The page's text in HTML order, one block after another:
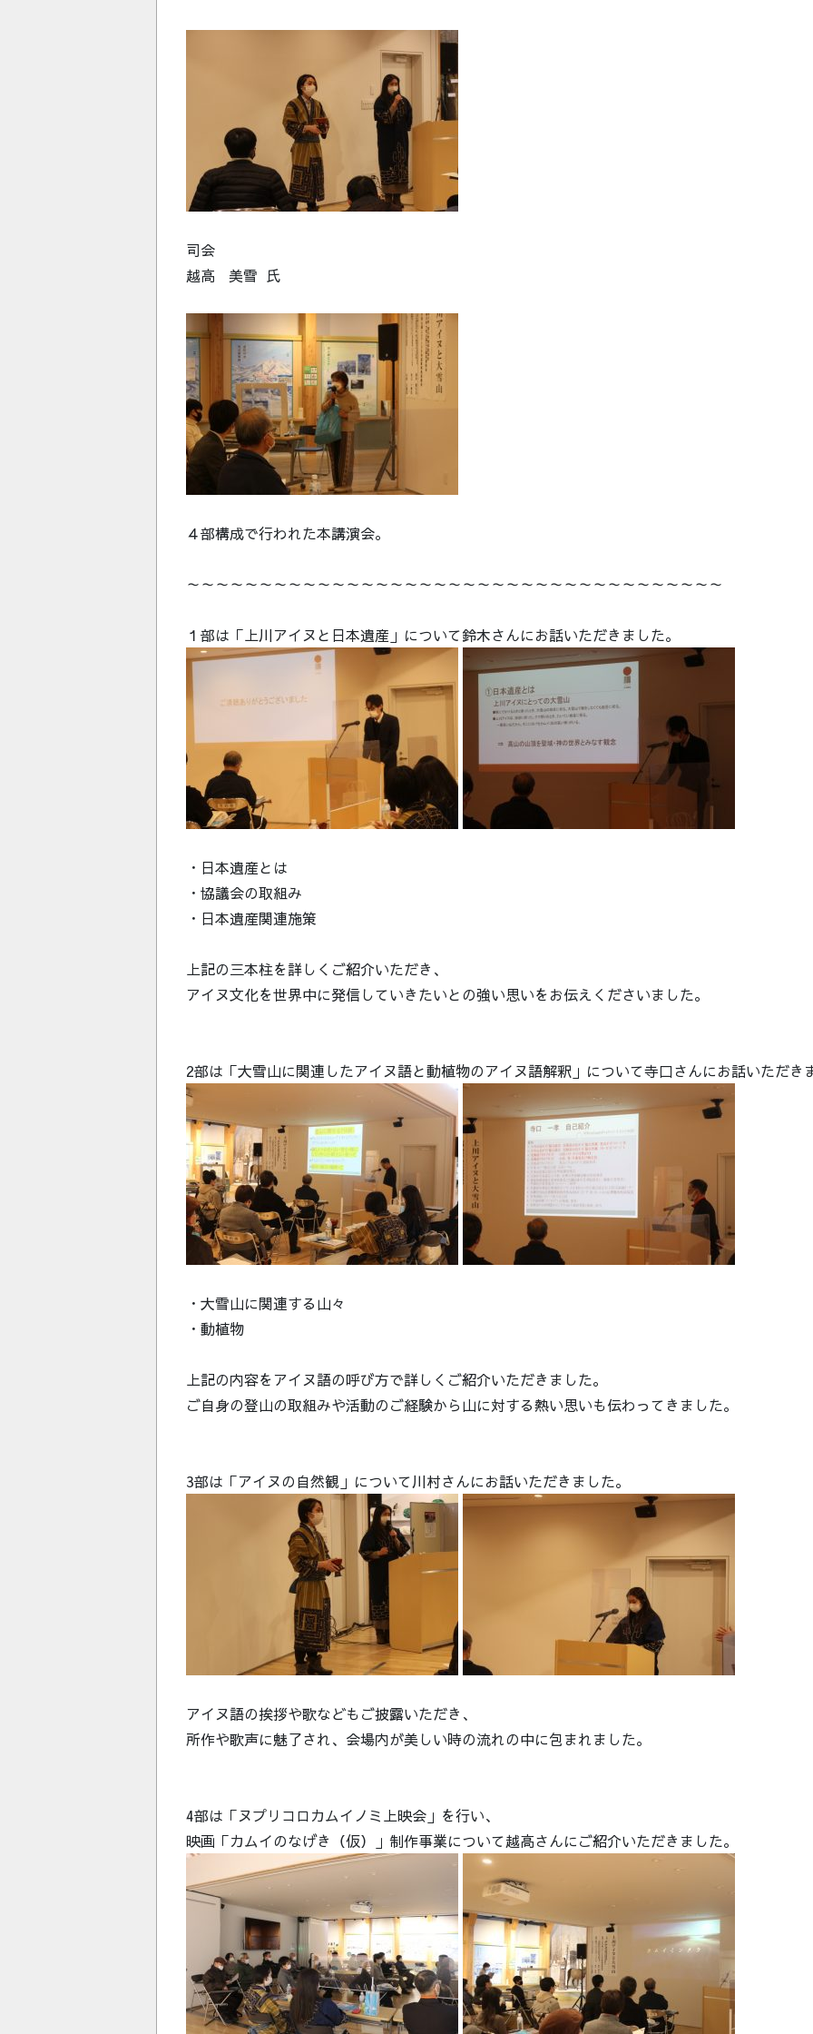
司会
越高 美雪 氏
４部構成で行われた本講演会。
～～～～～～～～～～～～～～～～～～～～～～～～～～～～～～～～～～～～～
１部は「上川アイヌと日本遺産」について鈴木さんにお話いただきました。
・日本遺産とは
・協議会の取組み
・日本遺産関連施策
上記の三本柱を詳しくご紹介いただき、
アイヌ文化を世界中に発信していきたいとの強い思いをお伝えくださいました。
2部は「大雪山に関連したアイヌ語と動植物のアイヌ語解釈」について寺口さんにお話いただき
・大雪山に関連する山々
・動植物
上記の内容をアイヌ語の呼び方で詳しくご紹介いただきました。
ご自身の登山の取組みや活動のご経験から山に対する熱い思いも伝わってきました。
3部は「アイヌの自然観」について川村さんにお話いただきました。
アイヌ語の挨拶や歌などもご披露いただき、
所作や歌声に魅了され、会場内が美しい時の流れの中に包まれました。
4部は「ヌプリコロカムイノミ上映会」を行い、
映画「カムイのなげき（仮）」制作事業について越高さんにご紹介いただきました。